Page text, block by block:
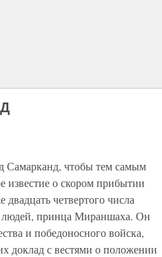
Самарканд, чтобы тем самым
известие о скором прибытии
четвертого числа
людей, принца Мираншаха. Он
и победоносного войска,
доклад с вестями о положении